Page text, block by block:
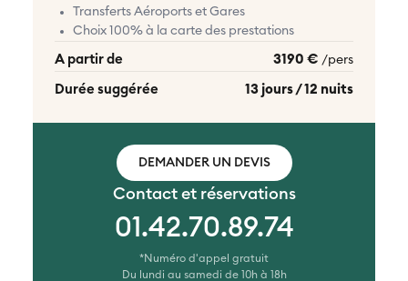
Transferts Aéroports et Gares
Choix 100% à la carte des prestations
A partir de 3190 € /pers
Durée suggérée 13 jours / 12 nuits
DEMANDER UN DEVIS
Contact et réservations
01.42.70.89.74
*Numéro d'appel gratuit
Du lundi au samedi de 10h à 18h